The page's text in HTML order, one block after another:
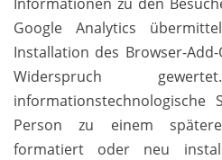
Google Analytics
Installation des Browser-
Widerspruch
informationstechnologische
Person zu einem
formatiert oder neu